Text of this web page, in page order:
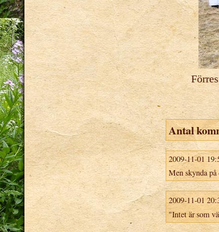
Antal
2009-11-01
Men skynda på
2009-11-01
"Intet är som